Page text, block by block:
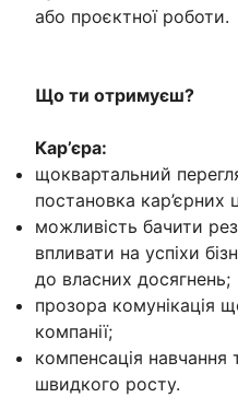
або проєктної роботи.
Що ти отримуєш?
Кар’єра:
щоквартальний
постановка кар’єрних
можливість бачити
впливати на успіхи
до власних досягнень;
прозора комунікація
компанії;
компенсація навчання
швидкого росту.